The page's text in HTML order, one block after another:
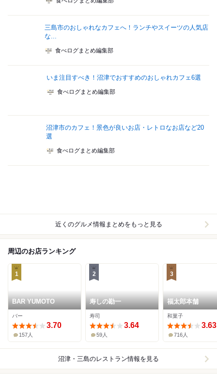
三島市のおしゃれなカフェへ！ランチやスイーツの人気店
な...
食べログまとめ編集部
いま注目すべき！沼津でおすすめのおしゃれカフェ6選
食べログまとめ編集部
沼津市のカフェ！景色が良いお店・レトロなお店など20
選
食べログまとめ編集部
近くのグルメ情報まとめをもっと見る
周辺のお店ランキング
1
BAR YUMOTO
バー
3.70
157人
2
寿しの勘一
寿司
3.64
59人
3
福太郎本舗
和菓子
3.63
716人
沼津・三島のレストラン情報を見る